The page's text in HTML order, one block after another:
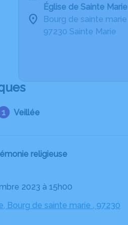
Église de Sainte Marie
Bourg de sainte marie
97230 Sainte Marie
Veillée
religieuse
2023 à 15h00
Bourg de sainte marie , 97230